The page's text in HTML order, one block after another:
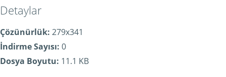
Detaylar
Çözünürlük: 279x341
İndirme Sayısı: 0
Dosya Boyutu: 11.1 KB